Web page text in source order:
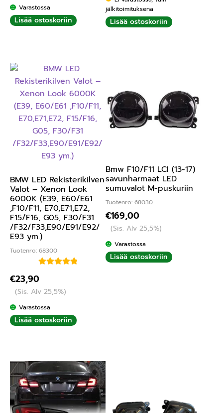
Varastossa
Lisää ostoskoriin
jälkitoimituksena
Lisää ostoskoriin
BMW LED Rekisterikilven
Valot – Xenon Look
6000K (E39, E60/E61
,F10/F11, E70,E71,E72,
F15/F16, G05, F30/F31
/F32/F33,E90/E91/E92/
E93 ym.)
Tuotenro: 68300
5.00/ 5
€23,90
(Sis. Alv 25,5%)
Varastossa
Lisää ostoskoriin
Bmw F10/F11 LCI (13-17)
savunharmaat LED
sumuvalot M-puskuriin
Tuotenro: 68030
€169,00
(Sis. Alv 25,5%)
Varastossa
Lisää ostoskoriin